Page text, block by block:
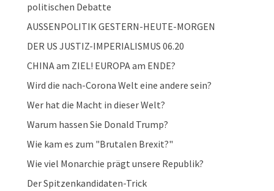
politischen Debatte
AUSSENPOLITIK GESTERN-HEUTE-MORGEN
DER US JUSTIZ-IMPERIALISMUS 06.20
CHINA am ZIEL! EUROPA am ENDE?
Wird die nach-Corona Welt eine andere sein?
Wer hat die Macht in dieser Welt?
Warum hassen Sie Donald Trump?
Wie kam es zum "Brutalen Brexit?"
Wie viel Monarchie prägt unsere Republik?
Der Spitzenkandidaten-Trick